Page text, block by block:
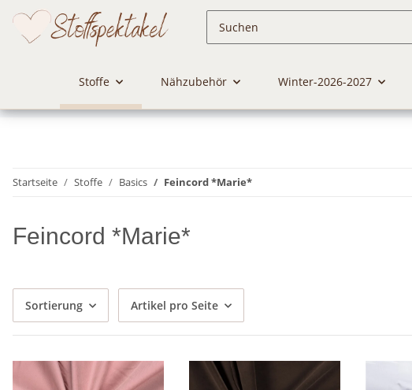
Stoffe Nähzubehör Winter-2026-2027
Startseite Stoffe Basics Feincord *Marie*
Feincord *Marie*
Sortierung Artikel pro Seite